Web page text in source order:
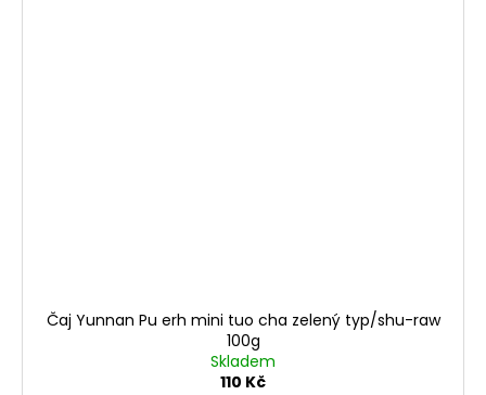
Čaj Yunnan Pu erh mini tuo cha zelený typ/shu-raw
100g
Skladem
110 Kč